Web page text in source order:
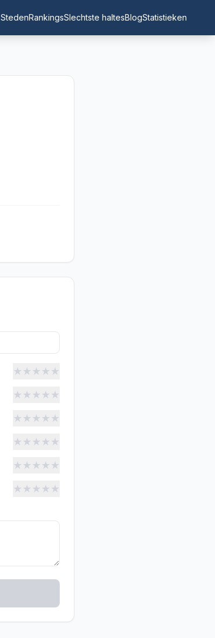
StedenRankingsSlechtste haltesBlogStatistieken
★★★★★
★★★★★
★★★★★
★★★★★
★★★★★
★★★★★